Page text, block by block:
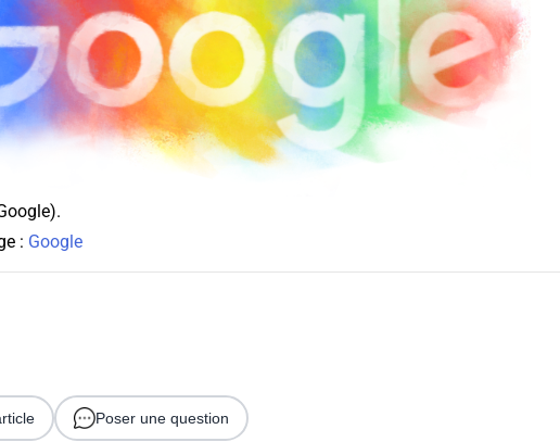
: Google
Poser une question